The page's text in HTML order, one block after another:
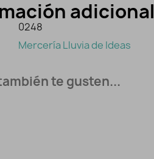
adicional
0248
Mercería Lluvia de Ideas
te gusten...